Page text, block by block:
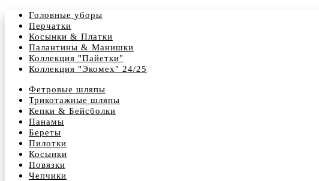
Головные уборы
Перчатки
Косынки & Платки
Палантины & Манишки
Коллекция "Пайетки"
Коллекция "Экомех" 24/25
Фетровые шляпы
Трикотажные шляпы
Кепки & Бейсболки
Панамы
Береты
Пилотки
Косынки
Повязки
Чепчики